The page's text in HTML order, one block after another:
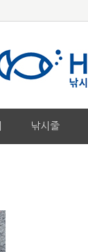
낚시줄